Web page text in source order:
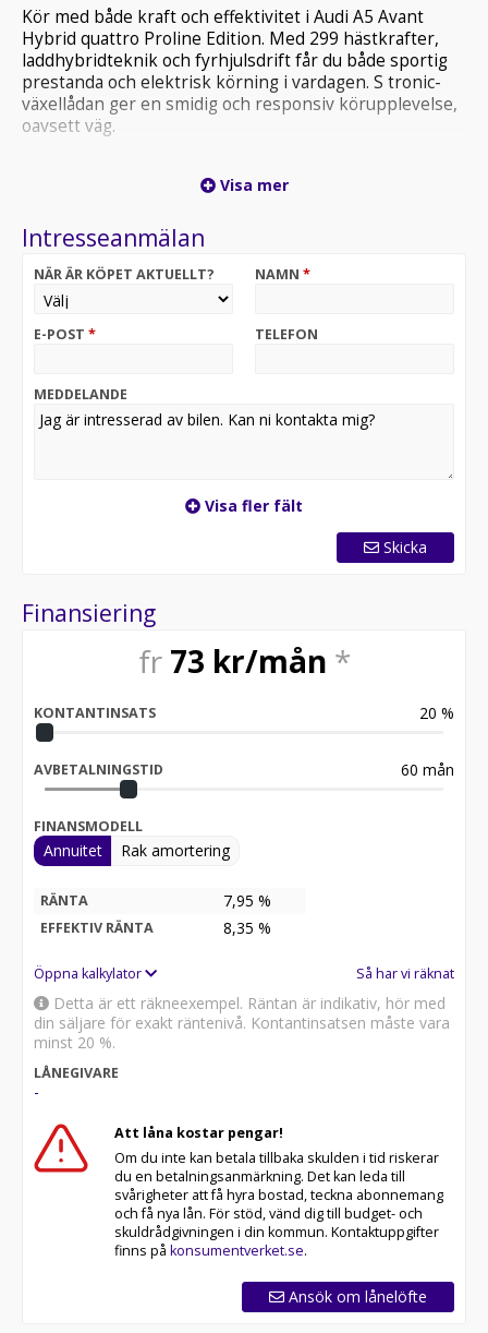
Kör med både kraft och effektivitet i Audi A5 Avant
Hybrid quattro Proline Edition. Med 299 hästkrafter,
laddhybridteknik och fyrhjulsdrift får du både sportig
prestanda och elektrisk körning i vardagen. S tronic-
växellådan ger en smidig och responsiv körupplevelse,
oavsett väg.
mer info eller boka en provkörning!
vinterhjulskampanj för endast 100kr/mån (9995kr)
Vi på Audi Södertälje står redo att ge dig en personlig
och professionell service.
prisförslag eller för att boka en provkörning.
Visa mer
Intresseanmälan
NÄR ÄR KÖPET AKTUELLT? NAMN *
E-POST * TELEFON
MEDDELANDE
Visa fler fält
Skicka
Finansiering
fr 73 kr/mån *
KONTANTINSATS 20 %
AVBETALNINGSTID 60 mån
FINANSMODELL
Annuitet Rak amortering
RÄNTA 7,95 %
EFFEKTIV RÄNTA 8,35 %
Öppna kalkylator Så har vi räknat
Detta är ett räkneexempel. Räntan är indikativ, hör med
din säljare för exakt räntenivå. Kontantinsatsen måste vara
minst 20 %.
LÅNEGIVARE
-
Att låna kostar pengar!
Om du inte kan betala tillbaka skulden i tid riskerar
du en betalningsanmärkning. Det kan leda till
svårigheter att få hyra bostad, teckna abonnemang
och få nya lån. För stöd, vänd dig till budget- och
skuldrådgivningen i din kommun. Kontaktuppgifter
finns på konsumentverket.se.
Ansök om lånelöfte